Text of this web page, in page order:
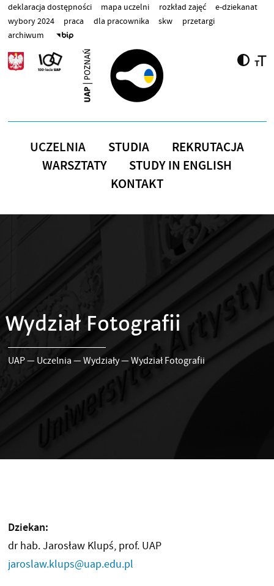
Przejdź do treści
deklaracja dostępności mapa uczelni rozkład zajęć
e-dziekanat
wybory 2024
praca dla pracownika skw
przetargi
archiwum
UCZELNIA STUDIA
REKRUTACJA
WARSZTATY
STUDY IN ENGLISH
KONTAKT
Wydział Fotografii
UAP— Uczelnia —Wydziały—Wydział Fotografii
Dziekan:
dr hab. Jarosław Klupś, prof. UAP
jaroslaw.klups@uap.edu.pl